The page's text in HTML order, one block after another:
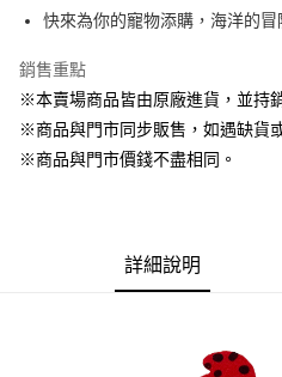
街口支付
悠遊付
Google Pay
ATM付款
快來為你的寵物添購，海洋的冒
銷售重點
※本賣場商品皆由原廠進貨，並持
※商品與門市同步販售，如遇缺貨
※商品與門市價錢不盡相同。
詳細說明